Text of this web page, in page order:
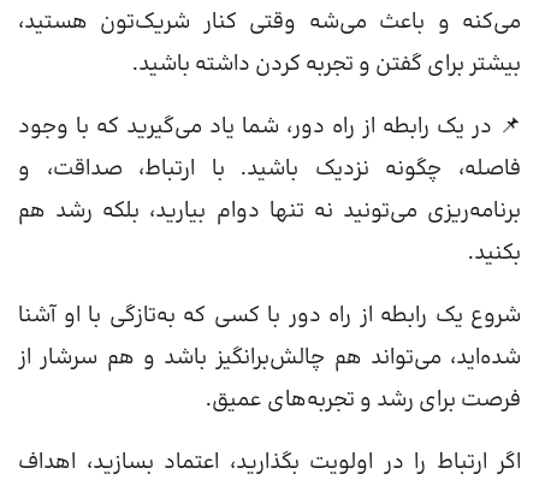
می‌کنه و باعث می‌شه وقتی کنار شریک‌تون هستید،
بیشتر برای گفتن و تجربه کردن داشته باشید.
📌 در یک رابطه از راه دور، شما یاد می‌گیرید که با وجود
فاصله، چگونه نزدیک باشید. با ارتباط، صداقت، و
برنامه‌ریزی می‌تونید نه تنها دوام بیارید، بلکه رشد هم
بکنید.
شروع یک رابطه از راه دور با کسی که به‌تازگی با او آشنا
شده‌اید، می‌تواند هم چالش‌برانگیز باشد و هم سرشار از
فرصت برای رشد و تجربه‌های عمیق.
اگر ارتباط را در اولویت بگذارید، اعتماد بسازید، اهداف